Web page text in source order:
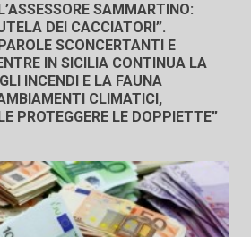
SAMMARTINO:
DEI CACCIATORI”.
SCONCERTANTI E
IN SICILIA CONTINUA LA
INCENDI E LA FAUNA
CLIMATICI,
PROTEGGERE LE DOPPIETTE”